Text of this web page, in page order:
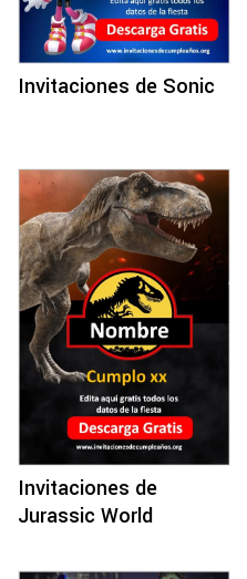
Invitaciones de Sonic
Invitaciones de
Jurassic World